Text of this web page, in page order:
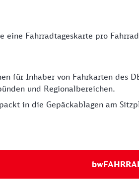
eine Fahrradtageskarte pro
für Inhaber von Fahrkarten des
und Regionalbereichen.
in die Gepäckablagen am